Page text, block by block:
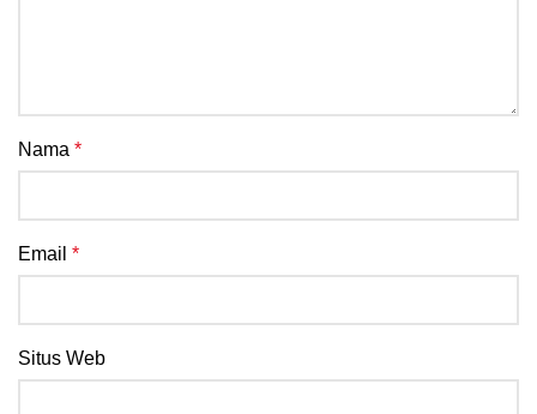
Nama *
Email *
Situs Web